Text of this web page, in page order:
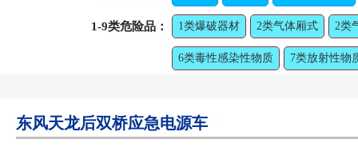
1-9类危险品： 1类爆破器材 2类气体厢式 2类
6类毒性感染性物质 7类放射性物
东风天龙后双桥应急电源车